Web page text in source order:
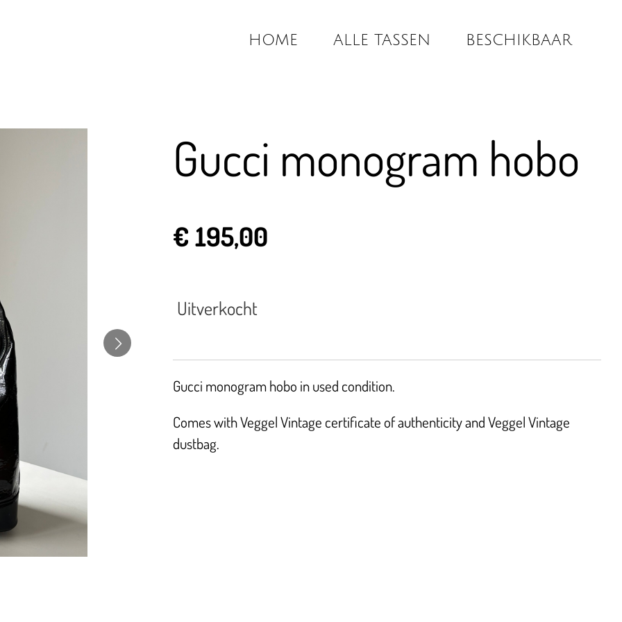
HOME ALLE TASSEN BESCHIKBAAR
Gucci monogram hobo
€ 195,00
Uitverkocht
Gucci monogram hobo in used condition.
Comes with Veggel Vintage certificate of authenticity and Veggel Vintage
dustbag.